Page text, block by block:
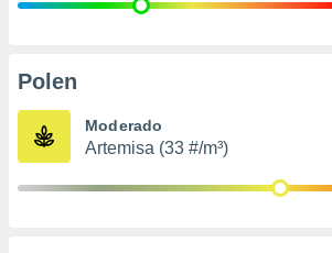
publicidad
Polen
Moderado
Artemisa (33 #/m³)